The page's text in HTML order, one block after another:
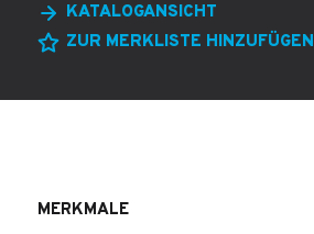
KATALOGANSICHT
ZUR MERKLISTE HINZUFÜGEN
MERKMALE